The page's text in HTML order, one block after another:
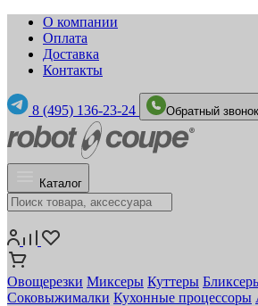
О компании
Оплата
Доставка
Контакты
8 (495) 136-23-24 Обратный звонок
Каталог
Овощерезки Миксеры Куттеры
Соковыжималки Кухонные процессоры